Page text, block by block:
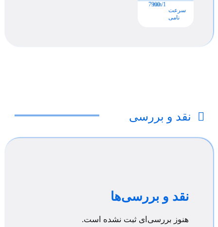
سرعت
نامی
min/1
7900
نقد و بررسی
نقد و بررسی‌ها
هنوز بررسی‌ای ثبت نشده است.